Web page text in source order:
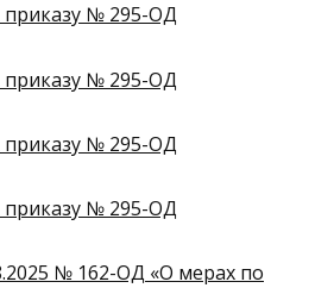
№ 295-ОД
№ 295-ОД
№ 295-ОД
№ 295-ОД
№ 162-ОД «О мерах по